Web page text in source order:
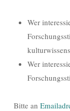
Wer
Wer
Bitte an